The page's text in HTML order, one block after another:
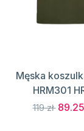
Męska
HRM301
119 zł